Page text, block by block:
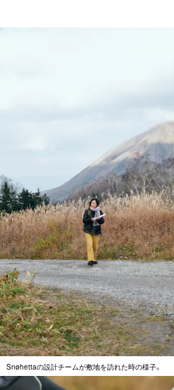
Snøhettaの設計チームが敷地を訪れた時の様子。